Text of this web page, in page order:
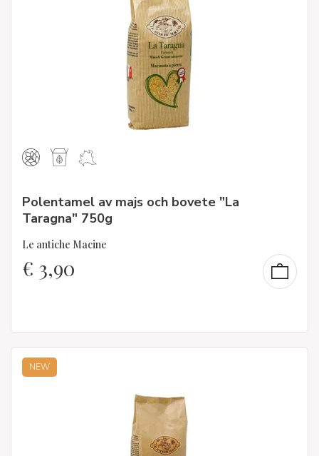
Polentamel av majs och bovete "La
Taragna" 750g
Le antiche Macine
€ 3,90
NEW